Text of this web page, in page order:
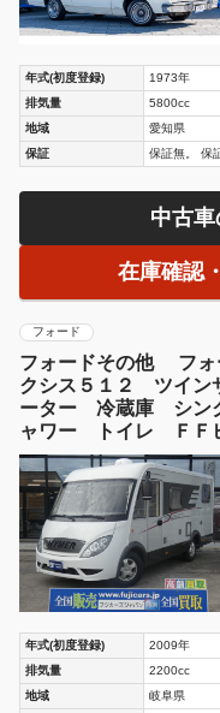
年式(初度登録) 1973年
排気量
5800cc
地域
愛知県
保証
保証無。 保
中古
在庫確認
フォード
フォードその他 フ
クシス５１２ ツイン
ーター 冷蔵庫 シン
ャワー トイレ ＦＦ
年式(初度登録) 2009年
排気量
2200cc
地域
岐阜県